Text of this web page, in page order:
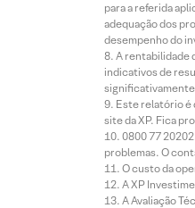
para a referida
adequação dos
desempenho do
A rentabilidade
indicativos de
Este relatório é
site da XP. Fica
0800 77
problemas. O
O custo da
A XP
A Avaliação